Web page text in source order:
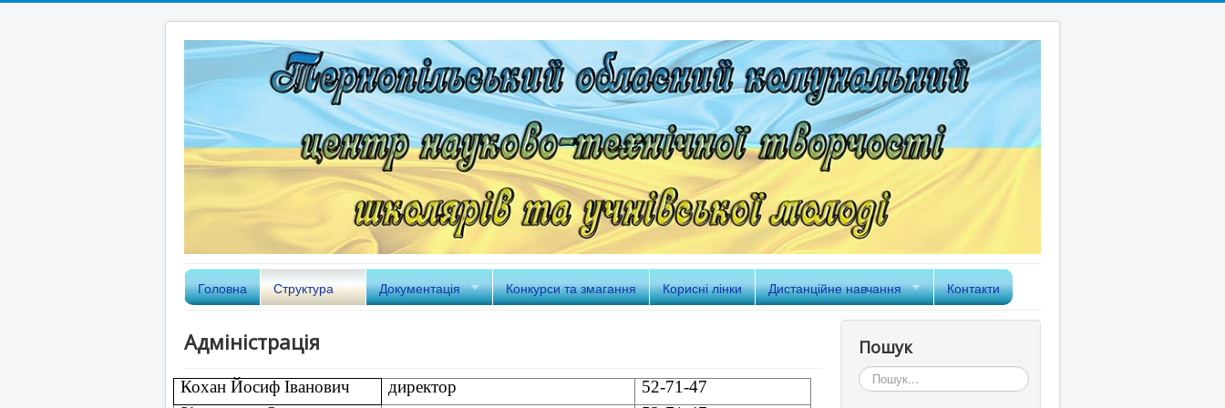
Головна Структура Документація Конкурси та змагання Корисні лінки Дистанційне навчання Контакти
Адміністрація
КоханЙосиф Іванович директор
52-71-47
Пошук
Пошук...